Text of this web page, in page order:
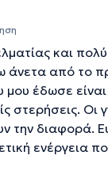
και
άνετα από το
μου έδωσε
στερήσεις. Οι
την διαφορά.
ενέργεια